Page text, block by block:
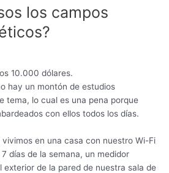
los campos
10.000 dólares.
hay un montón de estudios
tema, lo cual es una pena porque
con ellos todos los días.
en una casa con nuestro Wi-Fi
días de la semana, un medidor
de la pared de nuestra sala de